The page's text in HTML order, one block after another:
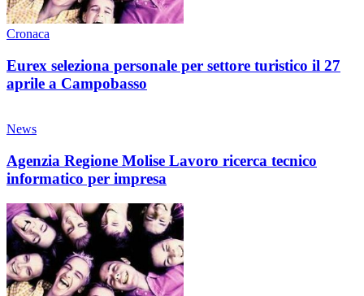
Cronaca
Eurex seleziona personale per settore turistico il 27
aprile a Campobasso
News
Agenzia Regione Molise Lavoro ricerca tecnico
informatico per impresa